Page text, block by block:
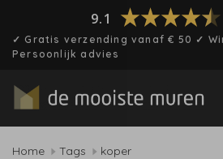
9.1
✓ Gratis verzending vanaf € 50 ✓
Persoonlijk advies
Home Tags koper